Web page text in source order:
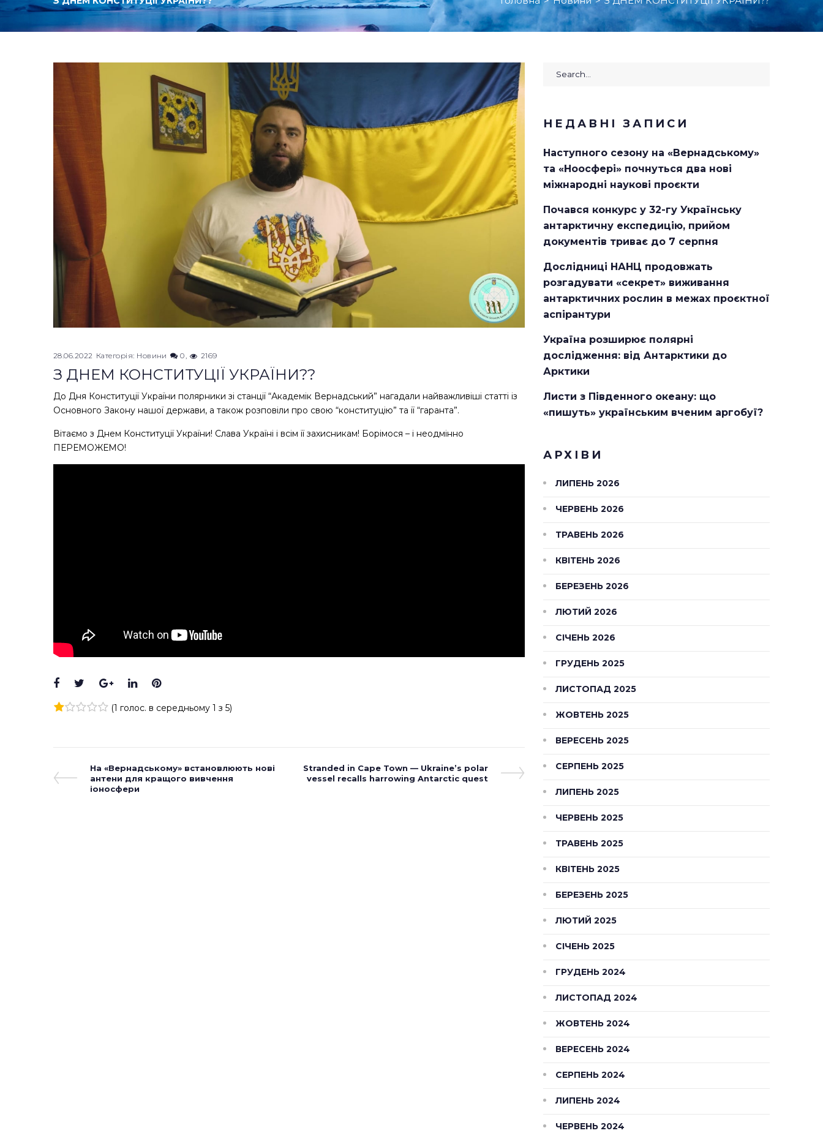
28.06.2022 Категорія: Новини 0 2169
З ДНЕМ КОНСТИТУЦІЇ УКРАЇНИ??
До Дня Конституції України полярники зі станції “Академік Вернадський” нагадали найважливіші статті із
Основного Закону нашої держави, а також розповіли про свою “конституцію” та її “гаранта”.
Вітаємо з Днем Конституції України! Слава Україні і всім її захисникам! Борімося – і неодмінно
ПЕРЕМОЖЕМО!
Facebook
TwitterGoogle+
LinkedInPinterest
(1 голос. в середньому 1 з 5)
Навігація
записів
Previous
Post
На «Вернадському» встановлюють нові
антени для кращого вивчення
іоносфери
Next
Post
Stranded in Cape Town — Ukraine’s polar
vessel recalls harrowing Antarctic quest
Search
НЕДАВНІ ЗАПИСИ
Наступного сезону на «Вернадському»
та «Ноосфері» почнуться два нові
міжнародні наукові проєкти
Почався конкурс у 32-гу Українську
антарктичну експедицію, прийом
документів триває до 7 серпня
Дослідниці НАНЦ продовжать
розгадувати «секрет» виживання
антарктичних рослин в межах проєктної
аспірантури
Україна розширює полярні
дослідження: від Антарктики до
Арктики
Листи з Південного океану: що
«пишуть» українським вченим аргобуї?
АРХІВИ
ЛИПЕНЬ 2026
ЧЕРВЕНЬ 2026
ТРАВЕНЬ 2026
КВІТЕНЬ 2026
БЕРЕЗЕНЬ 2026
ЛЮТИЙ 2026
СІЧЕНЬ 2026
ГРУДЕНЬ 2025
ЛИСТОПАД 2025
ЖОВТЕНЬ 2025
ВЕРЕСЕНЬ 2025
СЕРПЕНЬ 2025
ЛИПЕНЬ 2025
ЧЕРВЕНЬ 2025
ТРАВЕНЬ 2025
КВІТЕНЬ 2025
БЕРЕЗЕНЬ 2025
ЛЮТИЙ 2025
СІЧЕНЬ 2025
ГРУДЕНЬ 2024
ЛИСТОПАД 2024
ЖОВТЕНЬ 2024
ВЕРЕСЕНЬ 2024
СЕРПЕНЬ 2024
ЛИПЕНЬ 2024
ЧЕРВЕНЬ 2024